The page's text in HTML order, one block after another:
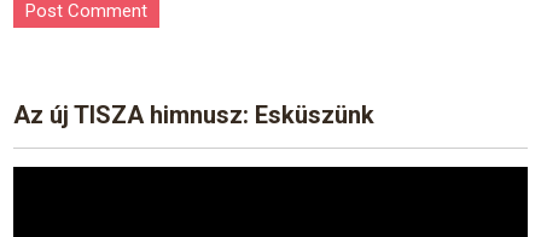
Az új TISZA himnusz: Esküszünk